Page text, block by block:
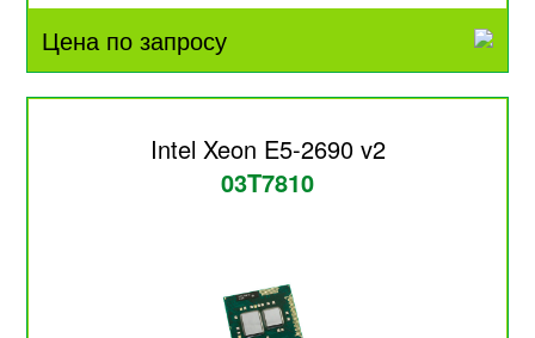
Цена по запросу
Intel Xeon E5-2690 v2
03T7810